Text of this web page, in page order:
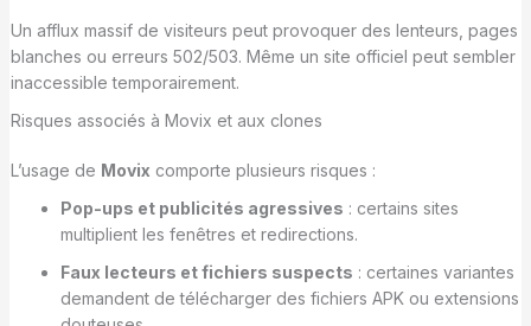
Un afflux massif de visiteurs peut provoquer des lenteurs, pages
blanches ou erreurs 502/503. Même un site officiel peut sembler
inaccessible temporairement.
Risques associés à Movix et aux clones
L’usage de Movix comporte plusieurs risques :
Pop-ups et publicités agressives : certains sites
multiplient les fenêtres et redirections.
Faux lecteurs et fichiers suspects : certaines variantes
demandent de télécharger des fichiers APK ou extensions